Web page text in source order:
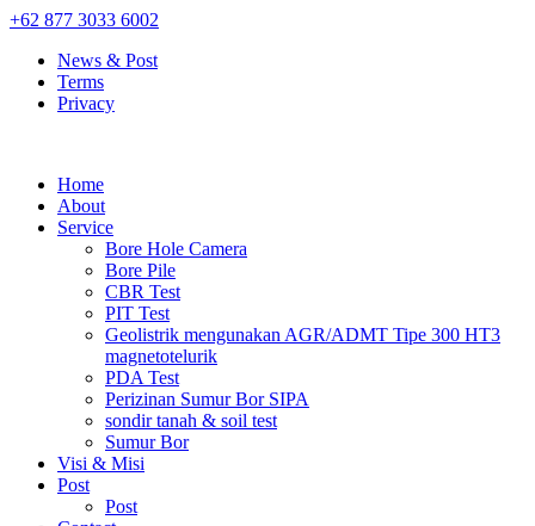
+62 877 3033 6002
News & Post
Terms
Privacy
Home
About
Service
Bore Hole Camera
Bore Pile
CBR Test
PIT Test
Geolistrik mengunakan AGR/ADMT Tipe 300 HT3
magnetotelurik
PDA Test
Perizinan Sumur Bor SIPA
sondir tanah & soil test
Sumur Bor
Visi & Misi
Post
Post